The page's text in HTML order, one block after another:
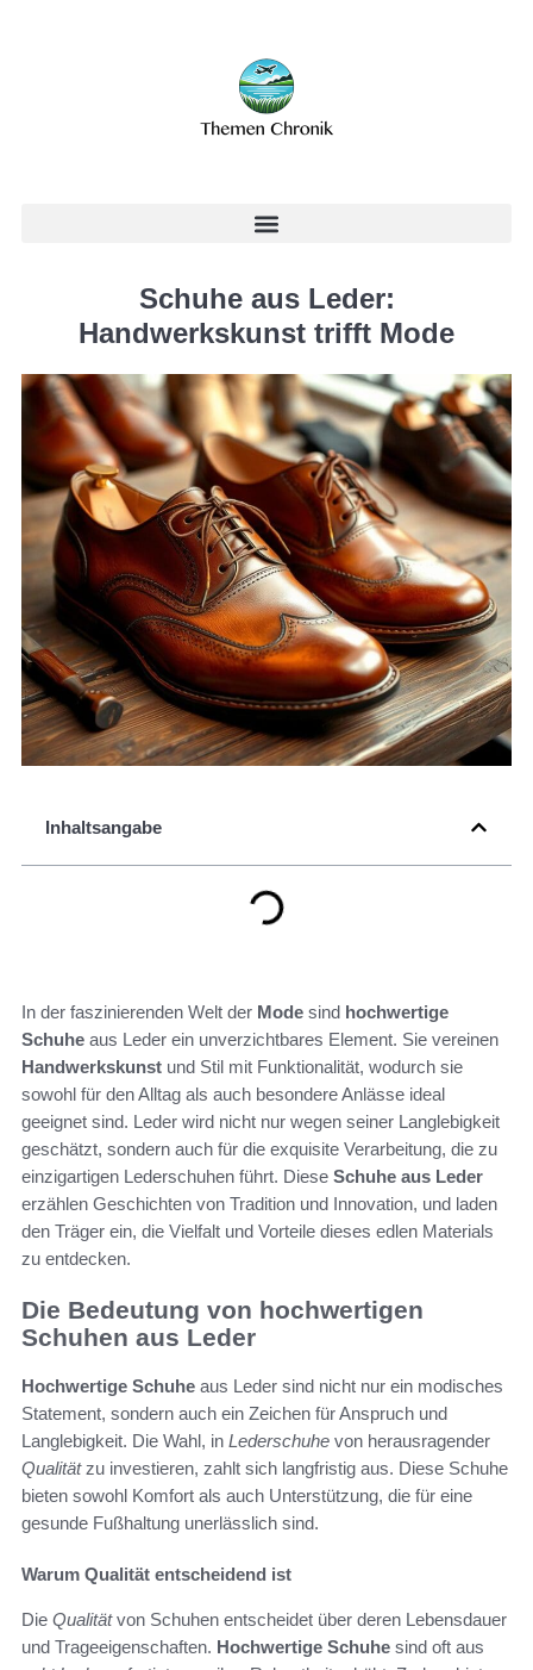
Schuhe aus Leder:
Handwerkskunst trifft Mode
Inhaltsangabe
In der faszinierenden Welt der Mode sind hochwertige
Schuhe aus Leder ein unverzichtbares Element. Sie vereinen
Handwerkskunst und Stil mit Funktionalität, wodurch sie
sowohl für den Alltag als auch besondere Anlässe ideal
geeignet sind. Leder wird nicht nur wegen seiner Langlebigkeit
geschätzt, sondern auch für die exquisite Verarbeitung, die zu
einzigartigen Lederschuhen führt. Diese Schuhe aus Leder
erzählen Geschichten von Tradition und Innovation, und laden
den Träger ein, die Vielfalt und Vorteile dieses edlen Materials
zu entdecken.
Die Bedeutung von hochwertigen
Schuhen aus Leder
Hochwertige Schuhe aus Leder sind nicht nur ein modisches
Statement, sondern auch ein Zeichen für Anspruch und
Langlebigkeit. Die Wahl, in Lederschuhe von herausragender
Qualitätzu investieren, zahlt sich langfristig aus. Diese Schuhe
bieten sowohl Komfort als auch Unterstützung, die für eine
gesunde Fußhaltung unerlässlich sind.
Warum Qualität entscheidend ist
Die Qualitätvon Schuhen entscheidet über deren Lebensdauer
und Trageeigenschaften. Hochwertige Schuhe sind oft aus